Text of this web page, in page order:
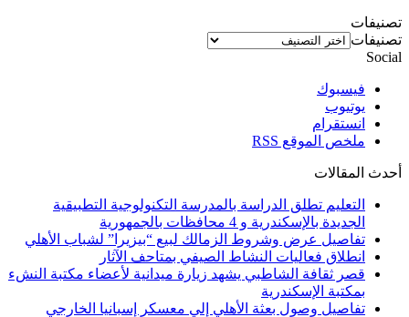
تصنيفات
تصنيفات
Social
فيسبوك
يوتيوب
انستقرام
ملخص الموقع RSS
أحدث المقالات
التعليم تطلق الدراسة بالمدرسة التكنولوجية التطبيقية
الجديدة بالإسكندرية و 4 محافظات بالجمهورية
تفاصيل عرض وشروط الزمالك لبيع “بيزيرا” لشباب الأهلي
انطلاق فعاليات النشاط الصيفي بمتاحف الآثار
قصر ثقافة الشاطبي يشهد زيارة ميدانية لأعضاء مكتبة النشء
بمكتبة الإسكندرية
تفاصيل وصول بعثة الأهلي إلي معسكر إسبانيا الخارجي